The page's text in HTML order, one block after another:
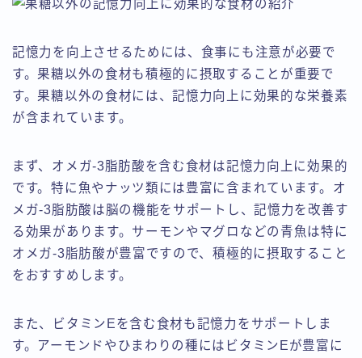
記憶力を向上させるためには、食事にも注意が必要で
す。果糖以外の食材も積極的に摂取することが重要で
す。果糖以外の食材には、記憶力向上に効果的な栄養素
が含まれています。
まず、オメガ-3脂肪酸を含む食材は記憶力向上に効果的
です。特に魚やナッツ類には豊富に含まれています。オ
メガ-3脂肪酸は脳の機能をサポートし、記憶力を改善す
る効果があります。サーモンやマグロなどの青魚は特に
オメガ-3脂肪酸が豊富ですので、積極的に摂取すること
をおすすめします。
また、ビタミンEを含む食材も記憶力をサポートしま
す。アーモンドやひまわりの種にはビタミンEが豊富に